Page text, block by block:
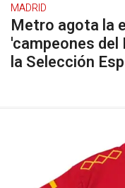
MADRID
Metro agota la
'campeones
la Selección